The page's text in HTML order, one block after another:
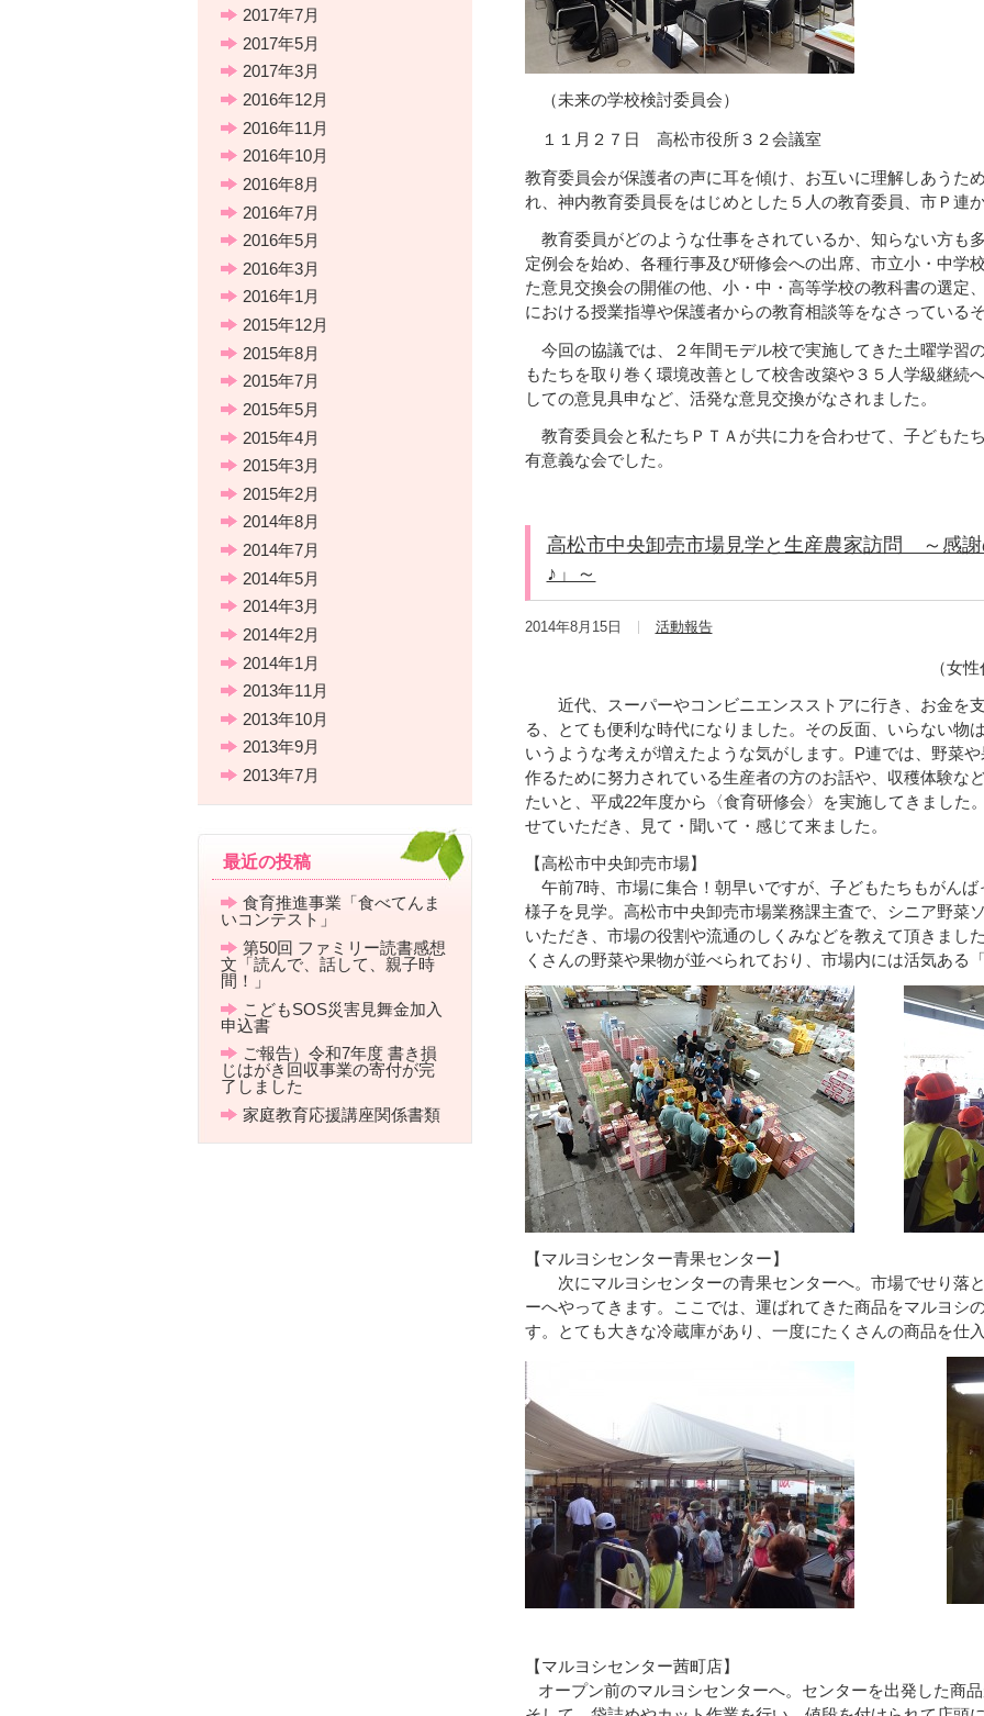
（未来の学校検討委員会）
１１月２７日 高松市役所３２会議室
教育委員会が保護者の声に耳を傾け、お互いに理解しあうた
れ、神内教育委員長をはじめとした５人の教育委員、市Ｐ連
教育委員がどのような仕事をされているか、知らない方も
定例会を始め、各種行事及び研修会への出席、市立小・中学
た意見交換会の開催の他、小・中・高等学校の教科書の選定
における授業指導や保護者からの教育相談等をなさっている
今回の協議では、２年間モデル校で実施してきた土曜学習
もたちを取り巻く環境改善として校舎改築や３５人学級継続
しての意見具申など、活発な意見交換がなされました。
教育委員会と私たちＰＴＡが共に力を合わせて、子どもた
有意義な会でした。
高松市中央卸売市場見学と生産農家訪問 ～感
♪」～
2014年8月15日 活動報告
（女
近代、スーパーやコンビニエンスストアに行き、お金を
る、とても便利な時代になりました。その反面、いらない物
いうような考えが増えたような気がします。P連では、野菜
作るために努力されている生産者の方のお話や、収穫体験な
たいと、平成22年度から〈食育研修会〉を実施してきまし
せていただき、見て・聞いて・感じて来ました。
【高松市中央卸売市場】
午前7時、市場に集合！朝早いですが、子どもたちもがん
様子を見学。高松市中央卸売市場業務課主査で、シニア野菜
いただき、市場の役割や流通のしくみなどを教えて頂きまし
くさんの野菜や果物が並べられており、市場内には活気ある
【マルヨシセンター青果センター】
次にマルヨシセンターの青果センターへ。市場でせり落
ーへやってきます。ここでは、運ばれてきた商品をマルヨシ
す。とても大きな冷蔵庫があり、一度にたくさんの商品を
【マルヨシセンター茜町店】
オープン前のマルヨシセンターへ。センターを出発した商
2017年7月
2017年5月
2017年3月
2016年12月
2016年11月
2016年10月
2016年8月
2016年7月
2016年5月
2016年3月
2016年1月
2015年12月
2015年8月
2015年7月
2015年5月
2015年4月
2015年3月
2015年2月
2014年8月
2014年7月
2014年5月
2014年3月
2014年2月
2014年1月
2013年11月
2013年10月
2013年9月
2013年7月
最近の投稿
食育推進事業「食べてんま
いコンテスト」
第50回 ファミリー読書感想
文「読んで、話して、親子時
間！」
こどもSOS災害見舞金加入
申込書
ご報告）令和7年度 書き損
じはがき回収事業の寄付が完
了しました
家庭教育応援講座関係書類